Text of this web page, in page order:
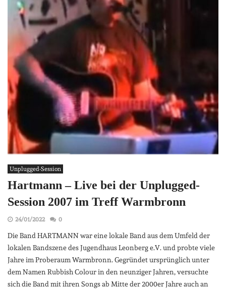
Unplugged-Session
Hartmann – Live bei der Unplugged-
Session 2007 im Treff Warmbronn
24/01/2022 0
Die Band HARTMANN war eine lokale Band aus dem Umfeld der
lokalen Bandszene des Jugendhaus Leonberg e.V. und probte viele
Jahre im Proberaum Warmbronn. Gegründet ursprünglich unter
dem Namen Rubbish Colour in den neunziger Jahren, versuchte
sich die Band mit ihren Songs ab Mitte der 2000er Jahre auch an